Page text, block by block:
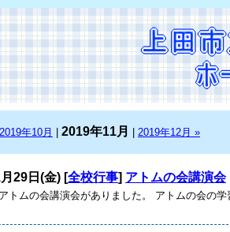
年10月 2019年11月 2019年12月 »
29日(金) [全校行事] アトムの会講演会
アトムの会講演会がありました。 アトムの会の